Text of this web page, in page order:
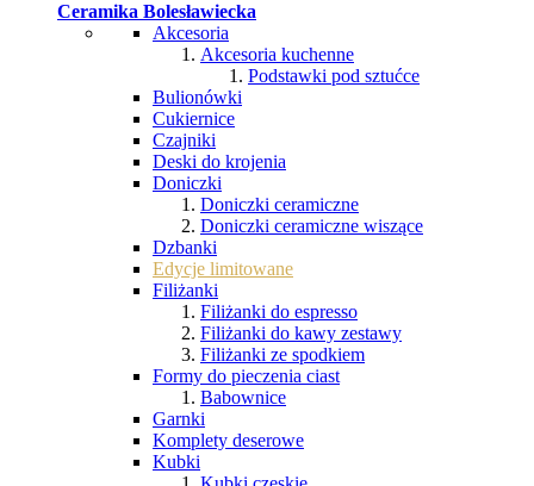
Ceramika Bolesławiecka
Akcesoria
Akcesoria kuchenne
Podstawki pod sztućce
Bulionówki
Cukiernice
Czajniki
Deski do krojenia
Doniczki
Doniczki ceramiczne
Doniczki ceramiczne wiszące
Dzbanki
Edycje limitowane
Filiżanki
Filiżanki do espresso
Filiżanki do kawy zestawy
Filiżanki ze spodkiem
Formy do pieczenia ciast
Babownice
Garnki
Komplety deserowe
Kubki